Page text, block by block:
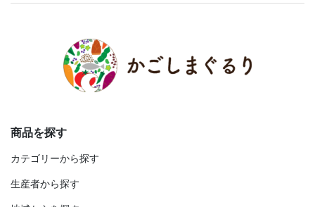
商品を探す
カテゴリーから探す
生産者から探す